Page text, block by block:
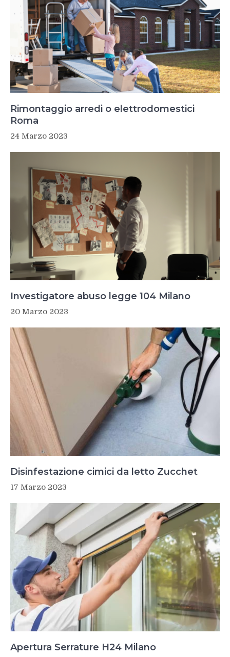
Rimontaggio arredi o elettrodomestici
Roma
24 Marzo 2023
Investigatore abuso legge 104 Milano
20 Marzo 2023
Disinfestazione cimici da letto Zucchet
17 Marzo 2023
Apertura Serrature H24 Milano